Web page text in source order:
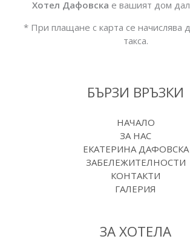
Хотел Дафовска е вашият дом
* При плащане с карта се начислява
такса.
БЪРЗИ ВРЪЗКИ
НАЧАЛО
ЗА НАС
ЕКАТЕРИНА ДАФОВСКА
ЗАБЕЛЕЖИТЕЛНОСТИ
КОНТАКТИ
ГАЛЕРИЯ
ЗА ХОТЕЛА